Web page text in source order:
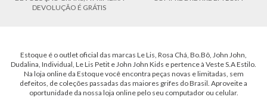
DEVOLUÇÃO É GRÁTIS
Estoque é o outlet oficial das marcas Le Lis, Rosa Chá, Bo.Bô, John John,
Dudalina, Individual, Le Lis Petit e John John Kids e pertence à Veste S.A Estilo.
Na loja online da Estoque você encontra peças novas e limitadas, sem
defeitos, de coleções passadas das maiores grifes do Brasil. Aproveite a
oportunidade da nossa loja online pelo seu computador ou celular.